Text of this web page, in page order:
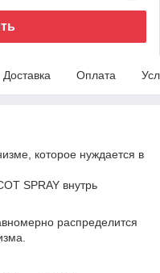
Доставка Оплата
которое нуждается в
SPRAY внутрь
распределится